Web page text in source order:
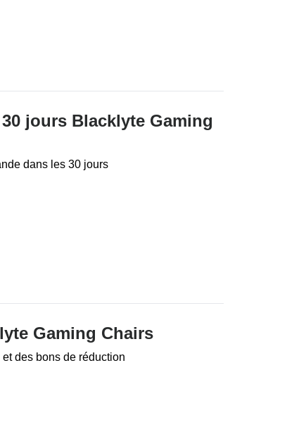
jours Blacklyte Gaming
dans les 30 jours
Gaming Chairs
des bons de réduction